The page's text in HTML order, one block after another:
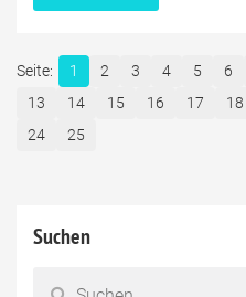
1 2 3 4 5 6
13
14 15 16 17 18
24
25
Suchen